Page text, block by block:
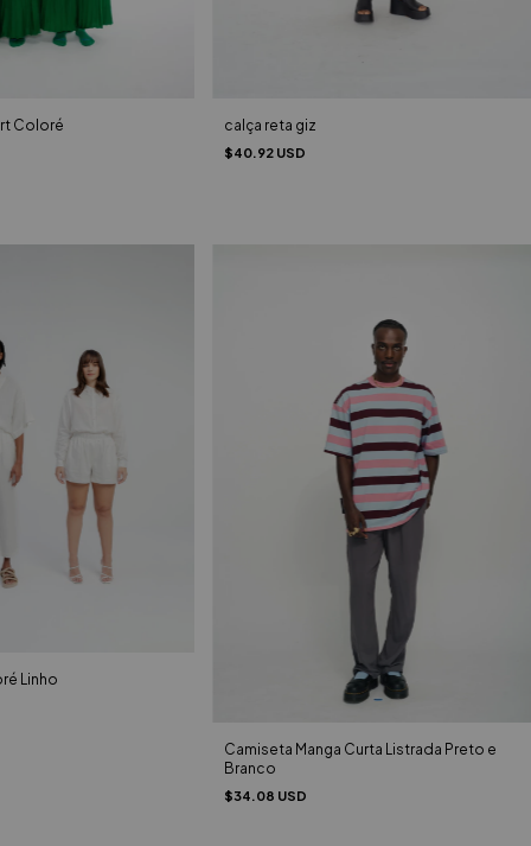
Coloré calça reta giz
$40.92 USD
Linho
Camiseta Manga Curta Listrada Preto e
Branco
$34.08 USD